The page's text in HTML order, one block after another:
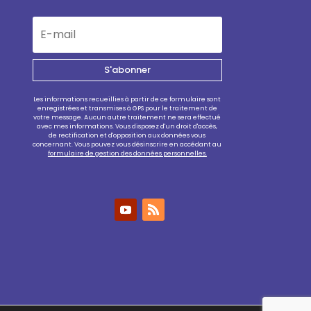
S'abonner
Les informations recueillies à partir de ce formulaire sont
enregistrées et transmises à GPS pour le traitement de
votre message. Aucun autre traitement ne sera effectué
avec mes informations. Vous disposez d'un droit d'accès,
de rectification et d'opposition aux données vous
concernant. Vous pouvez vous désinscrire en accédant au
formulaire de gestion des données personnelles.